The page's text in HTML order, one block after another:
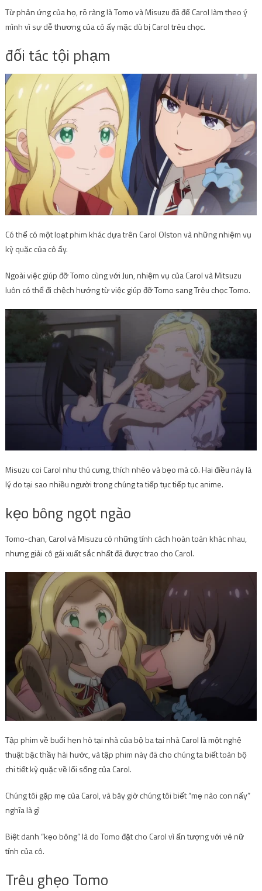
Từ phản ứng của họ, rõ ràng là Tomo và Misuzu đã để Carol làm theo ý
mình vì sự dễ thương của cô ấy mặc dù bị Carol trêu chọc.
đối tác tội phạm
Có thể có một loạt phim khác dựa trên Carol Olston và những nhiệm vụ
kỳ quặc của cô ấy.
Ngoài việc giúp đỡ Tomo cùng với Jun, nhiệm vụ của Carol và Mitsuzu
luôn có thể đi chệch hướng từ việc giúp đỡ Tomo sang Trêu chọc Tomo.
Misuzu coi Carol như thú cưng, thích nhéo và bẹo má cô. Hai điều này là
lý do tại sao nhiều người trong chúng ta tiếp tục tiếp tục anime.
kẹo bông ngọt ngào
Tomo-chan, Carol và Misuzu có những tính cách hoàn toàn khác nhau,
nhưng giải cô gái xuất sắc nhất đã được trao cho Carol.
Tập phim về buổi hẹn hò tại nhà của bộ ba tại nhà Carol là một nghệ
thuật bậc thầy hài hước, và tập phim này đã cho chúng ta biết toàn bộ
chi tiết kỳ quặc về lối sống của Carol.
Chúng tôi gặp mẹ của Carol, và bây giờ chúng tôi biết “mẹ nào con nấy”
nghĩa là gì
Biệt danh “kẹo bông” là do Tomo đặt cho Carol vì ấn tượng với vẻ nữ
tính của cô.
Trêu ghẹo Tomo